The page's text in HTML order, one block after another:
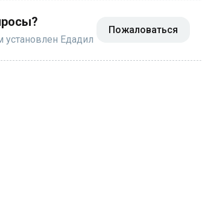
установлен Едадил
Пожаловаться